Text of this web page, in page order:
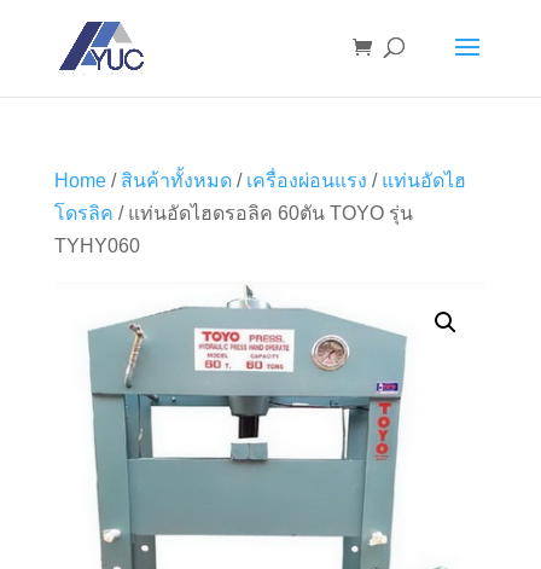
Home/ สินค้าทั้งหมด/ เครื่องผ่อนแรง / แท่นอัดไฮ
โดรลิค / แท่นอัดไฮดรอลิค 60ตัน TOYO รุ่น
TYHY060